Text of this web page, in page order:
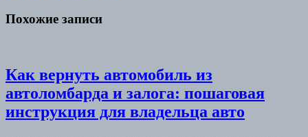
Похожие записи
Как вернуть автомобиль из
автоломбарда и залога: пошаговая
инструкция для владельца авто